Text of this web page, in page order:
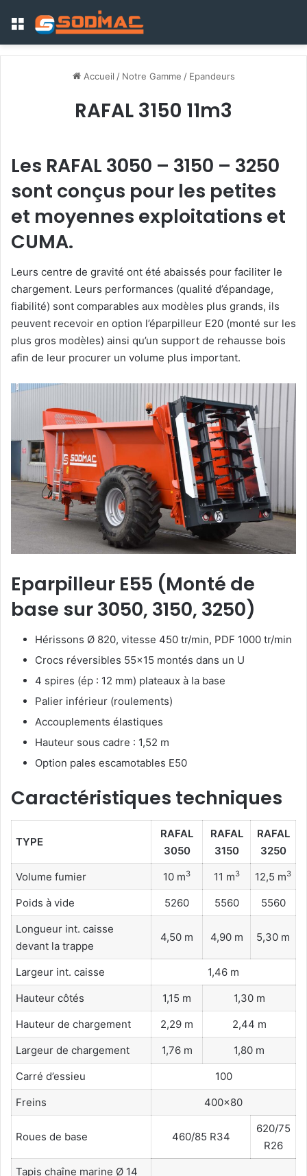
Menu
Accueil / Notre Gamme / Epandeurs
RAFAL 3150 11m3
Les RAFAL 3050 – 3150 – 3250
sont conçus pour les petites
et moyennes exploitations et
CUMA.
Leurs centre de gravité ont été abaissés pour faciliter le
chargement. Leurs performances (qualité d’épandage,
fiabilité) sont comparables aux modèles plus grands, ils
peuvent recevoir en option l’éparpilleur E20 (monté sur les
plus gros modèles) ainsi qu’un support de rehausse bois
afin de leur procurer un volume plus important.
Eparpilleur E55 (Monté de
base sur 3050, 3150, 3250)
Hérissons Ø 820, vitesse 450 tr/min, PDF 1000 tr/min
Crocs réversibles 55×15 montés dans un U
4 spires (ép : 12 mm) plateaux à la base
Palier inférieur (roulements)
Accouplements élastiques
Hauteur sous cadre : 1,52 m
Option pales escamotables E50
Caractéristiques techniques
TYPE
RAFAL
3050
RAFAL
3150
RAFAL
3250
Volume fumier
10 m3 11 m3 12,5 m3
Poids à vide 5260 5560
5560
Longueur int. caisse
devant la trappe
4,50 m 4,90 m 5,30 m
Largeur int. caisse
1,46 m
Hauteur côtés
1,15 m
1,30 m
Hauteur de chargement
2,29 m
2,44 m
Largeur de chargement
1,76 m
1,80 m
Carré d’essieu
100
Freins
400×80
Roues de base 460/85 R34
620/75
R26
Tapis chaîne marine Ø 14